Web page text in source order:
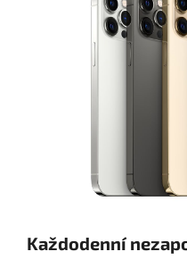
Každodenní